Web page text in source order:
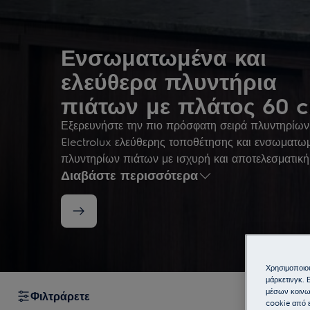
Ενσωματωμένα και
ελεύθερα πλυντήρια
πιάτων με πλάτος 60
Εξερευνήστε την πιο πρόσφατη σειρά
Electrolux ελεύθερης τοποθέτησης και
πλυντηρίων πιάτων με ισχυρή και αποτελεσματική
τεχνολογία καθαρισμού. Εξερευνήστε τα μοντέλα
επιλέξτε το πλυντήριο πιάτων που ταιριάζει
ανάγκες της κουζίνας σας.
Διαβάστε περισσότερα
Φιλτράρετε
μάρκετινγκ.
μέσων
cookie από